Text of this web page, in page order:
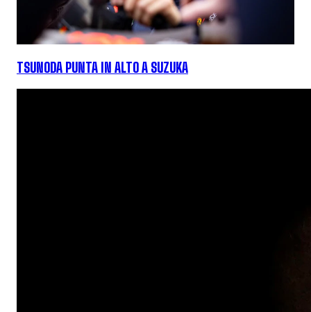
TSUNODA PUNTA IN ALTO A SUZUKA